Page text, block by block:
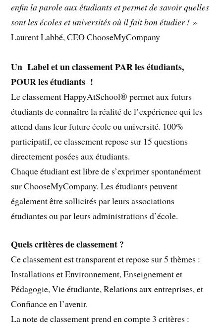
enfin la parole aux étudiants et permet de savoir quelles
sont les écoles et universités où il fait bon étudier ! »
Laurent Labbé, CEO ChooseMyCompany
Un Label et un classement PAR les étudiants,
POUR les étudiants !
Le classement HappyAtSchool® permet aux futurs
étudiants de connaître la réalité de l’expérience qui les
attend dans leur future école ou université. 100%
participatif, ce classement repose sur 15 questions
directement posées aux étudiants.
Chaque étudiant est libre de s’exprimer spontanément
sur ChooseMyCompany. Les étudiants peuvent
également être sollicités par leurs associations
étudiantes ou par leurs administrations d’école.
Quels critères de classement ?
Ce classement est transparent et repose sur 5 thèmes :
Installations et Environnement, Enseignement et
Pédagogie, Vie étudiante, Relations aux entreprises, et
Confiance en l’avenir.
La note de classement prend en compte 3 critères :